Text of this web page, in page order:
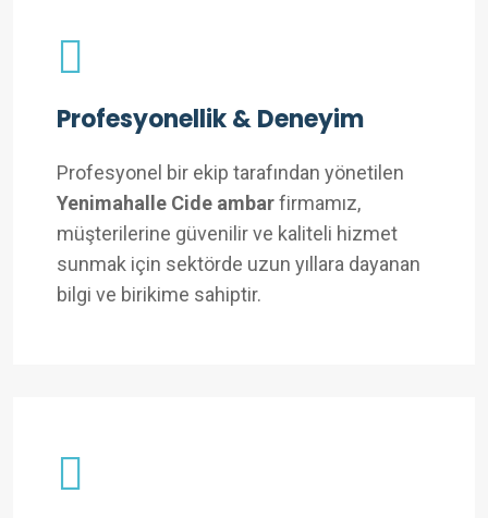
Profesyonellik & Deneyim
Profesyonel bir ekip tarafından yönetilen
Yenimahalle Cide ambarfirmamız,
müşterilerine güvenilir ve kaliteli hizmet
sunmak için sektörde uzun yıllara dayanan
bilgi ve birikime sahiptir.